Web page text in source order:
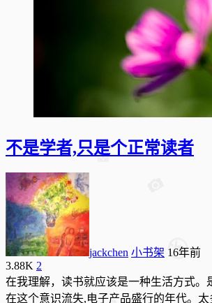
不是学者,只是个正常读者
jackchen 小书架 16年前
3.88K 2
在我理解，读书就应该是一种生活方式。
在这个意识流失,电子产品盛行的年代。